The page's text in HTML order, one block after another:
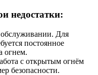
недостатки:
Для
постоянное
огнем.
с открытым огнём
безопасности.